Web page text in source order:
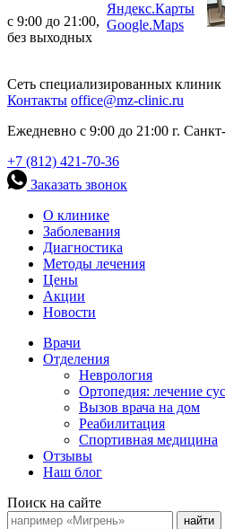
с 9:00 до 21:00,
без выходных
Яндекс.Карты
Google.Maps
Сеть специализированных клиник
Контакты office@mz-clinic.ru
Ежедневно с 9:00 до 21:00 г.
+7 (812) 421-70-36
Заказать звонок
О клинике
Заболевания
Диагностика
Методы лечения
Цены
Акции
Новости
Врачи
Отделения
Неврология
Ортопедия: лечение
Вызов врача на дом
Реабилитация
Спортивная медицина
Отзывы
Наш блог
Поиск на сайте
найти